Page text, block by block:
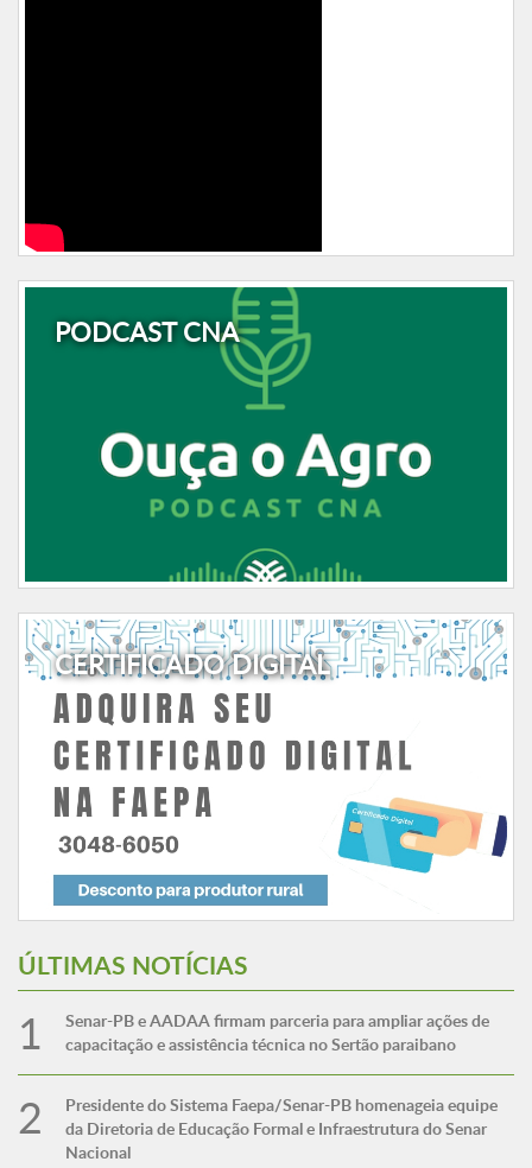
PODCAST CNA
CERTIFICADO DIGITAL
ÚLTIMAS NOTÍCIAS
Senar-PB e AADAA firmam parceria para ampliar ações de
capacitação e assistência técnica no Sertão paraibano
Presidente do Sistema Faepa/Senar-PB homenageia equipe
da Diretoria de Educação Formal e Infraestrutura do Senar
Nacional